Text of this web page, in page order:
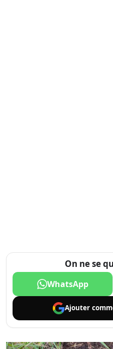
On ne se
WhatsApp
Ajouter